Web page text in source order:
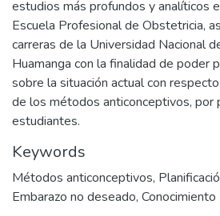
estudios más profundos y analíticos
Escuela Profesional de Obstetricia,
carreras de la Universidad Nacional
Huamanga con la finalidad de poder
sobre la situación actual con
de los métodos anticonceptivos, por
estudiantes.
Keywords
Métodos anticonceptivos,
Embarazo no deseado, Conocimiento